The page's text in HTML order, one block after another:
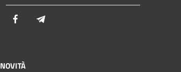
Facebook
NOVITÀ